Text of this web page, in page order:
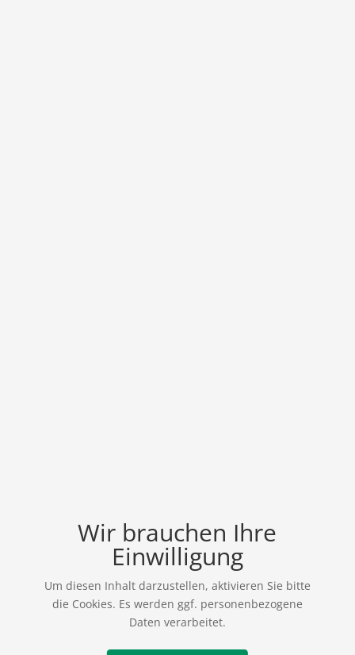
Wir brauchen Ihre
Einwilligung
Um diesen Inhalt darzustellen, aktivieren Sie bitte
die Cookies. Es werden ggf. personenbezogene
Daten verarbeitet.